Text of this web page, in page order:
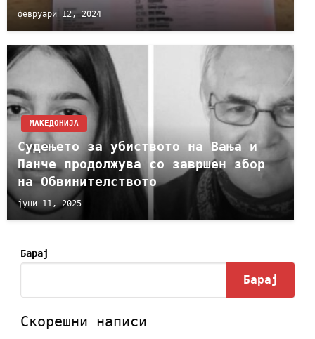
февруари 12, 2024
МАКЕДОНИЈА
Судењето за убиството на Вања и
Панче продолжува со завршен збор
на Обвинителството
јуни 11, 2025
Барај
Барај
Скорешни написи